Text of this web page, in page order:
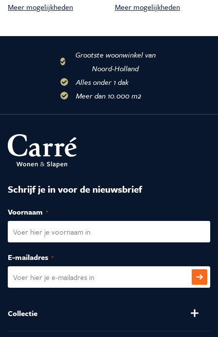
Meer mogelijkheden Meer mogelijkheden
Grootste woonwinkel van
Noord-Holland
Alles onder 1 dak
Meer dan 10.000 m2
Schrijf je in voor de nieuwsbrief
Voornaam (Vereist)
E-mailadres (Vereist)
Collectie